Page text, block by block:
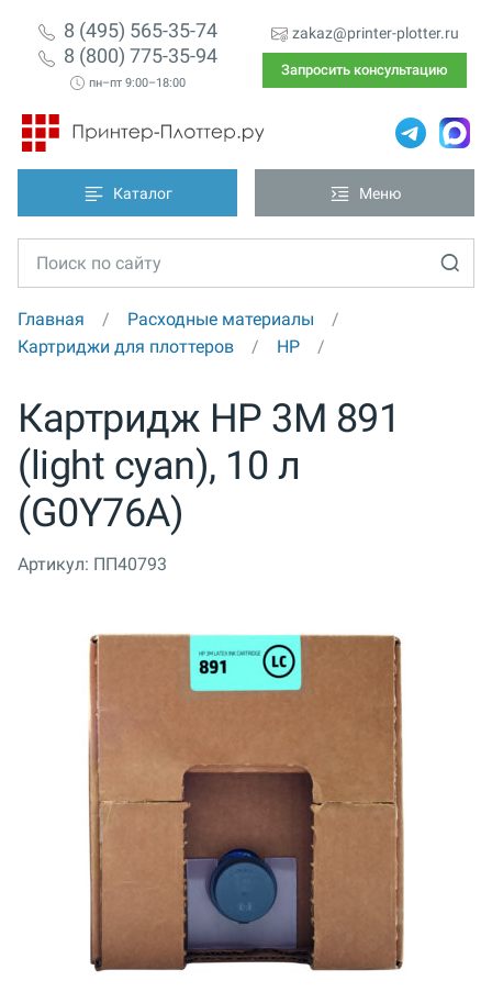
8 (495) 565-35-74
8 (800) 775-35-94
пн–пт 9:00–18:00
zakaz@printer-plotter.ru
Запросить консультацию
Каталог Меню
Главная
Расходные материалы
Картриджи для плоттеров
HP
Картридж HP 3M 891
(light cyan), 10 л
(G0Y76A)
Артикул: ПП40793